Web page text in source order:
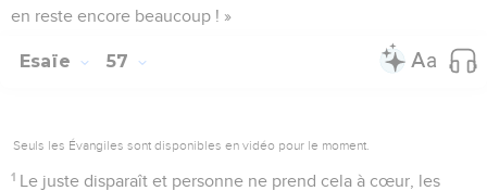
en reste encore beaucoup ! »
Esaïe 57
Seuls les Évangiles sont disponibles en vidéo pour le moment.
1 Le juste disparaît et personne ne prend cela à cœur, les